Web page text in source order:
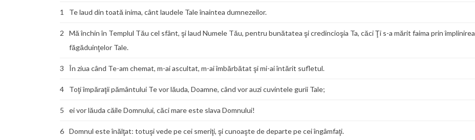
1 Te laud din toată inima, cânt laudele Tale înaintea dumnezeilor.
2
Mă închin în Templul Tău cel sfânt, şi laud Numele Tău, pentru bunătatea şi credincioşia Ta, căci Ţi s-a mărit faima prin împlinirea
făgăduinţelor Tale.
3 În ziua când Te-am chemat, m-ai ascultat, m-ai îmbărbătat şi mi-ai întărit sufletul.
4 Toţi împăraţii pământului Te vor lăuda, Doamne, când vor auzi cuvintele gurii Tale;
5 ei vor lăuda căile Domnului, căci mare este slava Domnului!
6 Domnul este înălţat: totuşi vede pe cei smeriţi, şi cunoaşte de departe pe cei îngâmfaţi.